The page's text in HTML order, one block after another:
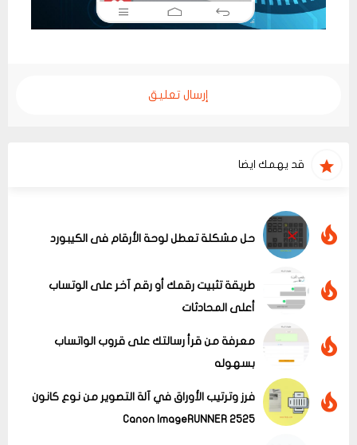
إرسال تعليق
قد يهمك ايضا
حل مشكلة تعطل لوحة الأرقام فى الكيبورد
طريقة تثبيت رقمك أو رقم آخر على الوتساب
أعلى المحادثات
معرفة من قرأ رسالتك على قروب الواتساب
بسهوله
فرز وترتيب الأوراق في آلة التصوير من نوع كانون
Canon ImageRUNNER 2525